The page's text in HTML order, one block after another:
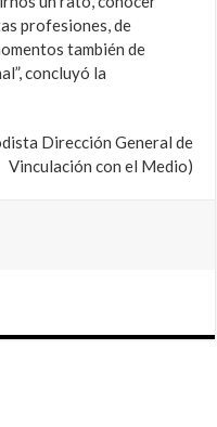
profesiones, de
también de
concluyó la
Dirección General de
Vinculación con el Medio)